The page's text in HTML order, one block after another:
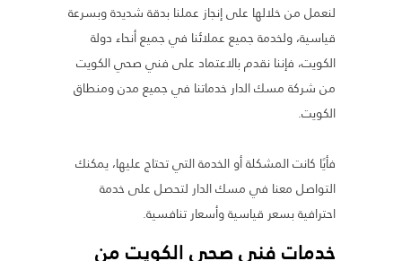
لنعمل من خلالها على إنجاز عملنا بدقة شديدة وبسرعة
قياسية، ولخدمة جميع عملائنا في جميع أنحاء دولة
الكويت، فإننا نقدم بالاعتماد على فني صحي الكويت
من شركة مسك الدار خدماتنا في جميع مدن ومنطاق
الكويت.
فأيًا كانت المشكلة أو الخدمة التي تحتاج عليها، يمكنك
التواصل معنا في مسك الدار لتحصل على خدمة
احترافية بسعر قياسية وأسعار تنافسية.
خدمات فني صحي الكويت من